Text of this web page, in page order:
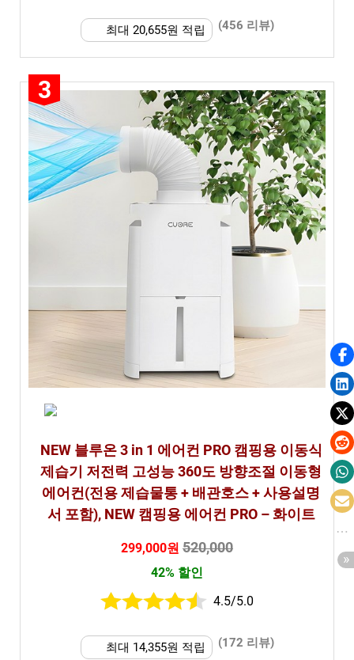
최대 20,655원 적립 (456 리뷰)
3
NEW 블루온 3 in 1 에어컨 PRO 캠핑용 이동식
제습기 저전력 고성능 360도 방향조절 이동형
에어컨(전용 제습물통 + 배관호스 + 사용설명
서 포함), NEW 캠핑용 에어컨 PRO – 화이트
299,000원 520,000
42% 할인
4.5/5.0
최대 14,355원 적립 (172 리뷰)